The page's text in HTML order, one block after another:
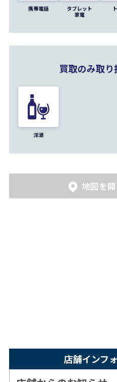
携帯電話
タブレット
家電
買取のみ取
洋酒
地図を開
店舗インフ